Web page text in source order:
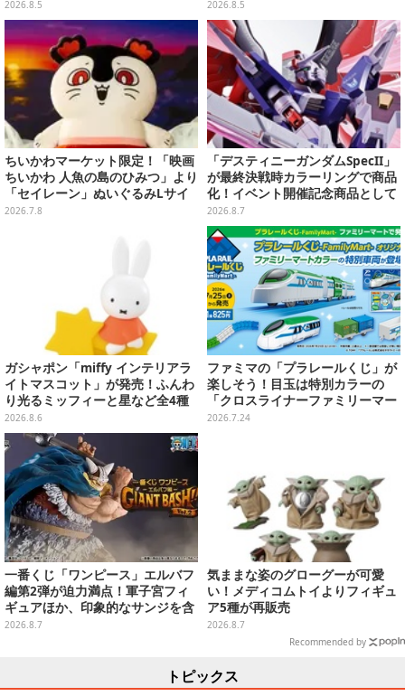
2026.8.5
グッズ盛りだくさん
2026.8.5
ちいかわマーケット限定！「映画
ちいかわ 人魚の島のひみつ」より
「セイレーン」ぬいぐるみLサイ
ズが7月24日より予約開始
2026.7.8
「デスティニーガンダムSpecII」
が最終決戦時カラーリングで商品
化！イベント開催記念商品として
METAL ROBOT魂に新登場
2026.8.7
ガシャポン「miffy インテリアラ
イトマスコット」が発売！ふんわ
り光るミッフィーと星など全4種
ラインナップ
2026.8.6
ファミマの「プラレールくじ」が
楽しそう！目玉は特別カラーの
「クロスライナーファミリーマー
ト号」、その他ライナップも注目
2026.7.24
一番くじ「ワンピース」エルバフ
編第2弾が迫力満点！軍子宮フィ
ギュアほか、印象的なサンジを含
む“手配書”ポスターなどにも注目
2026.8.7
気ままな姿のグローグーが可愛
い！メディコムトイよりフィギュ
ア5種が再販売
2026.8.7
Recommended by
トピックス